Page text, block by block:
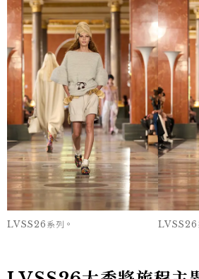
LVSS26系列。 LVSS26